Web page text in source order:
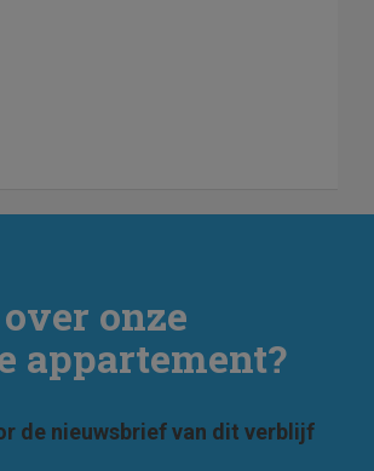
onze
appartement?
de nieuwsbrief van dit verblijf